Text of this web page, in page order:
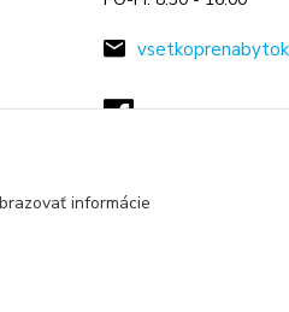
informácie